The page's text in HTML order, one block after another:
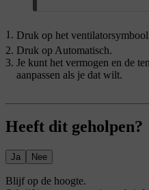
Druk op het ventilatorsymbool
Druk op Automatisch.
Je kunt het vermogen en de
aanpassen als je dat wilt.
Heeft dit geholpen?
Ja Nee